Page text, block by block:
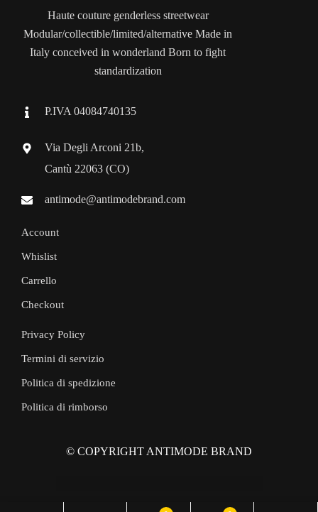
Haute couture genderless streetwear
Modular/collectible/limited/alternative Made in
Italy conceived in wonderland Born to fight
standardization
P.IVA 04084740135
Via Degli Arconi 21b,
Cantù 22063 (CO)
antimode@antimodebrand.com
Account
Whislist
Carrello
Checkout
Privacy Policy
Termini di servizio
Politica di spedizione
Politica di rimborso
© COPYRIGHT ANTIMODE BRAND